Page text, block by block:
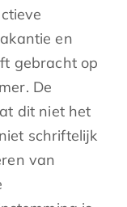
en
gebracht op
De
dit niet het
schriftelijk
van